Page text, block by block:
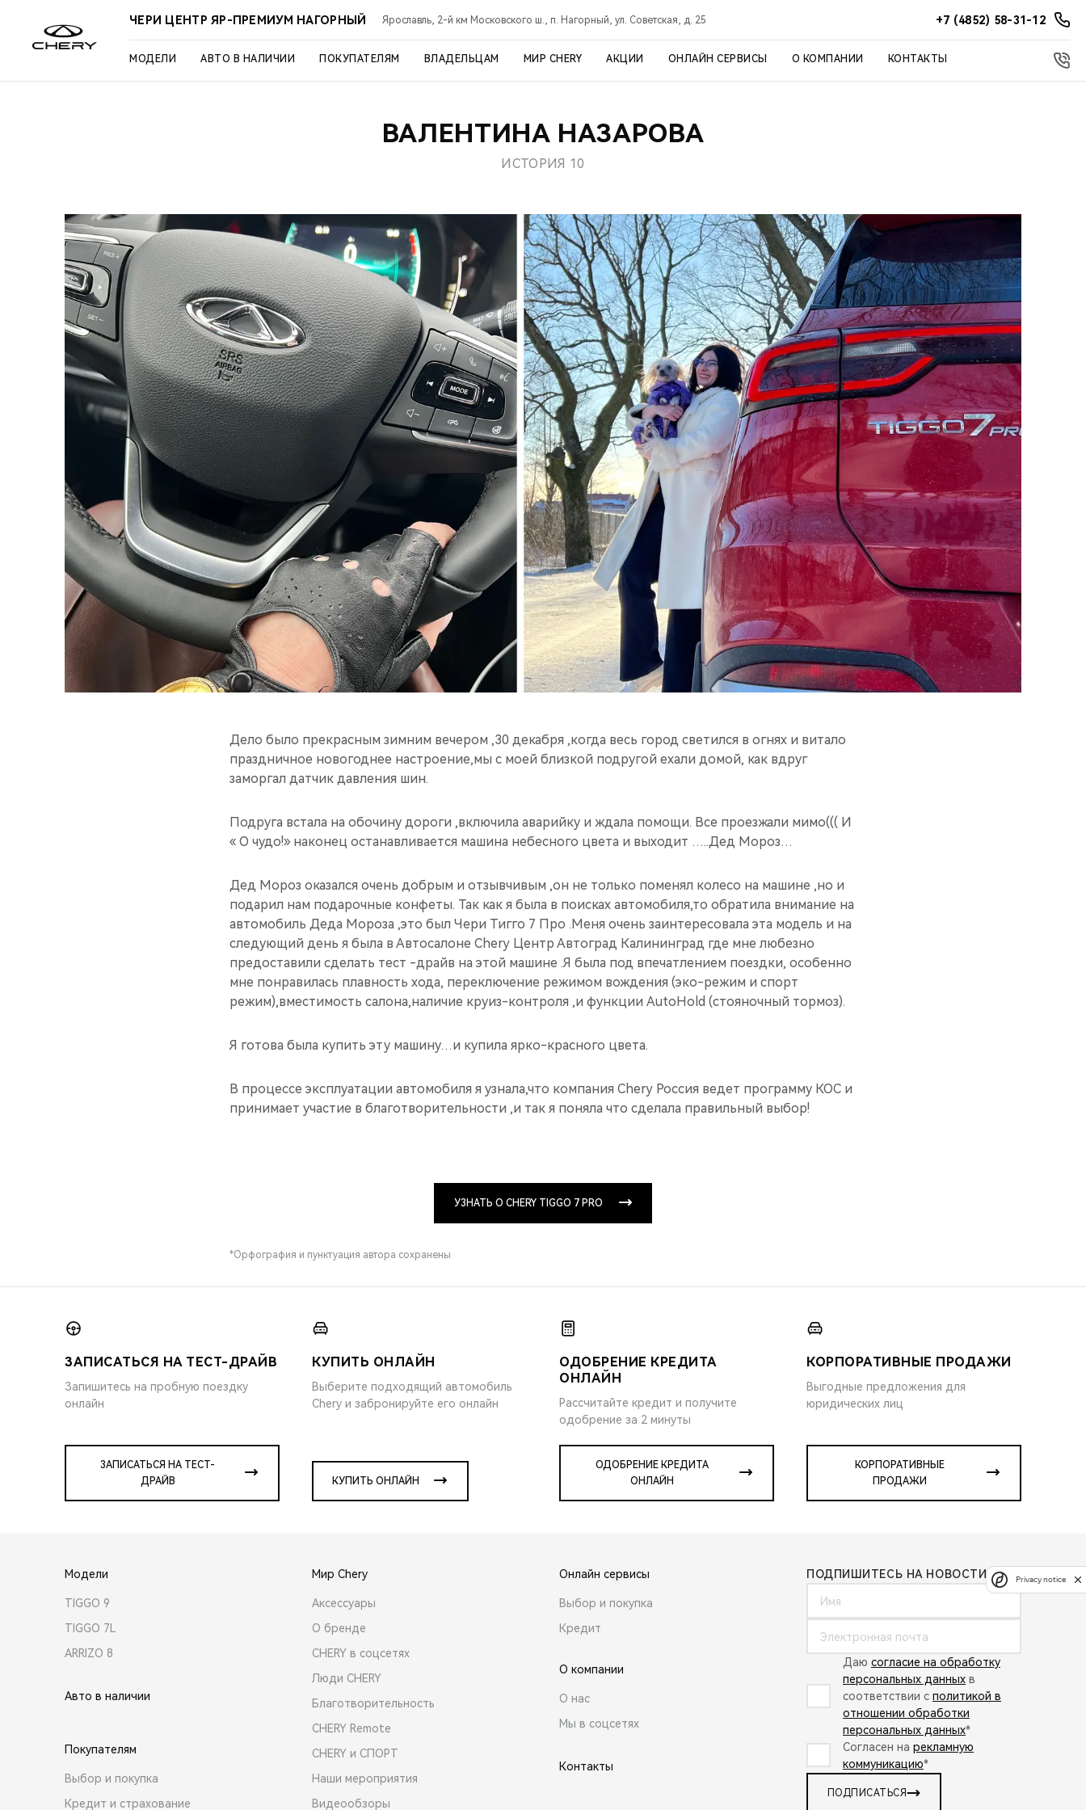
ЧЕРИ ЦЕНТР ЯР-ПРЕМИУМ НАГОРНЫЙ Ярославль, 2-й км Московского ш., п. Нагорный, ул. Советская, д. 25 +7 (4852) 58-31-12
МОДЕЛИ АВТО В НАЛИЧИИ ПОКУПАТЕЛЯМ ВЛАДЕЛЬЦАМ МИР CHERY АКЦИИ ОНЛАЙН СЕРВИСЫ О КОМПАНИИ КОНТАКТЫ
ВАЛЕНТИНА НАЗАРОВА
ИСТОРИЯ 10
Дело было прекрасным зимним вечером ,30 декабря ,когда весь город светился в огнях и витало
праздничное новогоднее настроение,мы с моей близкой подругой ехали домой, как вдруг
заморгал датчик давления шин.
Подруга встала на обочину дороги ,включила аварийку и ждала помощи. Все проезжали мимо((( И
« О чудо!» наконец останавливается машина небесного цвета и выходит …..Дед Мороз…
Дед Мороз оказался очень добрым и отзывчивым ,он не только поменял колесо на машине ,но и
подарил нам подарочные конфеты. Так как я была в поисках автомобиля,то обратила внимание на
автомобиль Деда Мороза ,это был Чери Тигго 7 Про .Меня очень заинтересовала эта модель и на
следующий день я была в Автосалоне Chery Центр Автоград Калининград где мне любезно
предоставили сделать тест -драйв на этой машине .Я была под впечатлением поездки, особенно
мне понравилась плавность хода, переключение режимом вождения (эко-режим и спорт
режим),вместимость салона,наличие круиз-контроля ,и функции AutoHold (стояночный тормоз).
Я готова была купить эту машину…и купила ярко-красного цвета.
В процессе эксплуатации автомобиля я узнала,что компания Chery Россия ведет программу КОС и
принимает участие в благотворительности ,и так я поняла что сделала правильный выбор!
УЗНАТЬ О CHERY TIGGO 7 PRO
*Орфография и пунктуация автора сохранены
ЗАПИСАТЬСЯ НА ТЕСТ-ДРАЙВ
Запишитесь на пробную поездку
онлайн
ЗАПИСАТЬСЯ НА ТЕСТ-
ДРАЙВ
КУПИТЬ ОНЛАЙН
Выберите подходящий автомобиль
Chery и забронируйте его онлайн
КУПИТЬ ОНЛАЙН
ОДОБРЕНИЕ КРЕДИТА
ОНЛАЙН
Рассчитайте кредит и получите
одобрение за 2 минуты
ОДОБРЕНИЕ КРЕДИТА
ОНЛАЙН
КОРПОРАТИВНЫЕ ПРОДАЖИ
Выгодные предложения для
юридических лиц
КОРПОРАТИВНЫЕ
ПРОДАЖИ
Модели
TIGGO 9
TIGGO 7L
ARRIZO 8
Авто в наличии
Покупателям
Выбор и покупка
Кредит и страхование
Мир Chery
Аксессуары
О бренде
CHERY в соцсетях
Люди CHERY
Благотворительность
CHERY Remote
CHERY и СПОРТ
Наши мероприятия
Видеообзоры
Онлайн сервисы
Выбор и покупка
Кредит
О компании
О нас
Мы в соцсетях
Контакты
ПОДПИШИТЕСЬ НА НОВОСТИ:
Даю согласие на обработку
персональных данных в
соответствии с политикой в
отношении обработки
персональных данных*
Согласен на рекламную
коммуникацию*
ПОДПИСАТЬСЯ
Privacy notice